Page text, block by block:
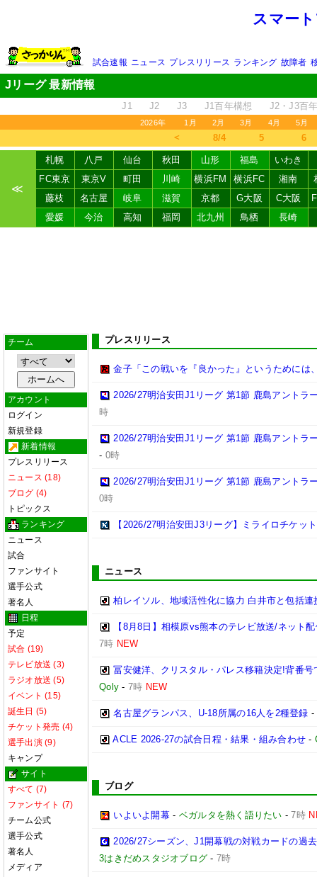
スマー
試合速報 ニュース プレスリリース ランキング 故障者
Jリーグ 最新情報
J1 J2 J3 J1百年構想 J2・J3百
2026年 1月 2月 3月 4月 5月
＜ 8/4 5 6
≪
札幌 八戸 仙台 秋田 山形 福島
いわき
FC東京
東京V 町田 川崎 横浜FM 横浜FC 湘南
藤枝
名古屋 岐阜 滋賀 京都 G大阪 C大阪
愛媛
今治 高知 福岡 北九州 鳥栖 長崎
チーム
アカウント
ログイン
新規登録
新着情報
プレスリリース
ニュース (18)
ブログ (4)
トピックス
ランキング
ニュース
試合
ファンサイト
選手公式
著名人
日程
予定
試合 (19)
テレビ放送 (3)
ラジオ放送 (5)
イベント (15)
誕生日 (5)
チケット発売 (4)
選手出演 (9)
キャンプ
サイト
すべて (7)
ファンサイト (7)
チーム公式
選手公式
著名人
メディア
プレスリリース
金子「この戦いを『良かった』というためには
2026/27明治安田J1リーグ 第1節 鹿島アントラ
時
2026/27明治安田J1リーグ 第1節 鹿島アントラ
- 0時
2026/27明治安田J1リーグ 第1節 鹿島アントラ
0時
【2026/27明治安田J3リーグ】ミライロチケッ
ニュース
柏レイソル、地域活性化に協力 白井市と包括連
【8月8日】相模原vs熊本のテレビ放送/ネット
7時 NEW
冨安健洋、クリスタル・パレス移籍決定!背番
Qoly - 7時 NEW
名古屋グランパス、U-18所属の16人を2種登録 -
ACLE 2026-27の試合日程・結果・組み合わせ -
ブログ
いよいよ開幕- ベガルタを熱く語りたい -7時
2026/27シーズン、J1開幕戦の対戦カードの過
3はきだめスタジオブログ -7時